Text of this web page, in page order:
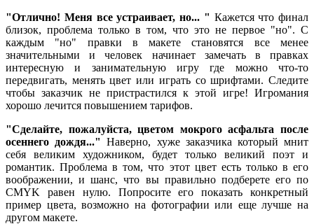
"Отлично! Меня все устраивает, но... " Кажется что финал
близок, проблема только в том, что это не первое "но". С
каждым "но" правки в макете становятся все менее
значительными и человек начинает замечать в правках
интересную и занимательную игру где можно что-то
передвигать, менять цвет или играть со шрифтами. Следите
чтобы заказчик не пристрастился к этой игре! Игромания
хорошо лечится повышением тарифов.
"Сделайте, пожалуйста, цветом мокрого асфальта после
осеннего дождя..." Наверно, хуже заказчика который мнит
себя великим художником, будет только великий поэт и
романтик. Проблема в том, что этот цвет есть только в его
воображении, и шанс, что вы правильно подберете его по
CMYK равен нулю. Попросите его показать конкретный
пример цвета, возможно на фотографии или еще лучше на
другом макете.